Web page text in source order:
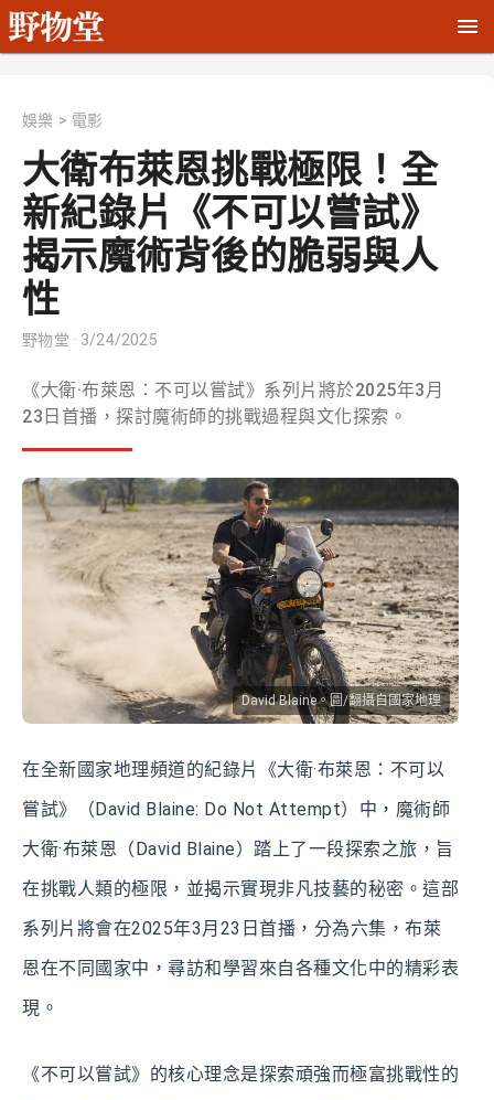
娛樂 > 電影
大衛布萊恩挑戰極限！全
新紀錄片《不可以嘗試》
揭示魔術背後的脆弱與人
性
野物堂 · 3/24/2025
《大衛·布萊恩：不可以嘗試》系列片將於2025年3月
23日首播，探討魔術師的挑戰過程與文化探索。
David Blaine。圖/翻攝自國家地理
在全新國家地理頻道的紀錄片《大衛·布萊恩：不可以
嘗試》（David Blaine: Do Not Attempt）中，魔術師
大衛·布萊恩（David Blaine）踏上了一段探索之旅，旨
在挑戰人類的極限，並揭示實現非凡技藝的秘密。這部
系列片將會在2025年3月23日首播，分為六集，布萊
恩在不同國家中，尋訪和學習來自各種文化中的精彩表
現。
《不可以嘗試》的核心理念是探索頑強而極富挑戰性的